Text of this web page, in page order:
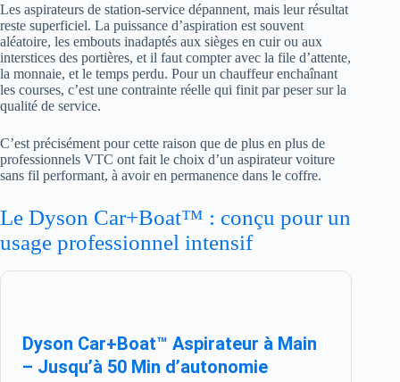
Les aspirateurs de station-service dépannent, mais leur résultat
reste superficiel. La puissance d’aspiration est souvent
aléatoire, les embouts inadaptés aux sièges en cuir ou aux
interstices des portières, et il faut compter avec la file d’attente,
la monnaie, et le temps perdu. Pour un chauffeur enchaînant
les courses, c’est une contrainte réelle qui finit par peser sur la
qualité de service.
C’est précisément pour cette raison que de plus en plus de
professionnels VTC ont fait le choix d’un aspirateur voiture
sans fil performant, à avoir en permanence dans le coffre.
Le Dyson Car+Boat™ : conçu pour un
usage professionnel intensif
Dyson Car+Boat™ Aspirateur à Main
– Jusqu’à 50 Min d’autonomie